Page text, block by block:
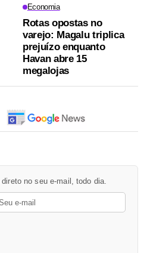
Economia
Rotas opostas no
varejo: Magalu triplica
prejuízo enquanto
Havan abre 15
megalojas
direto no seu e-mail, todo dia.